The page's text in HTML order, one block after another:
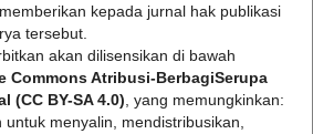
kepada jurnal hak publikasi
tersebut.
akan dilisensikan di bawah
Commons Atribusi-BerbagiSerupa
(CC BY-SA 4.0) , yang memungkinkan:
untuk menyalin, mendistribusikan,